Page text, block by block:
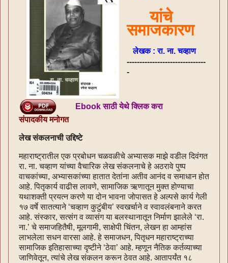
यांचे
समाजकारण
लेखक : रा. ना. चव्हाण
-------------------------------
-
Ebook साठी येथे क्लिक करा
संपादकीय मनोगत
लेख संकलनाची उद्दिष्टे
महाराष्ट्रातील एक प्रबोधन चळवळीचे अभ्यासक माझे वडील दिवंगत
रा. ना. चव्हाण यांच्या वैचारिक लेख संकलनाचे हे अठरावे पुष्प
वाचकांच्या, अभ्यासकांच्या हातात देतांना अतीव आनंद व समाधान होत
आहे. पितृकार्य वाढीस लावणे, सामाजिक ऋणातून मुक्त होण्याचा
यथाशक्ती प्रयत्न करणे या दोन भावना जोपासत हे अल्पसे कार्य गेली
१७ वर्षे सातत्याने ‘चव्हाण कुटुंबीय’ स्वखर्चाने व स्वावलंबनाने करत
आहे. संस्कार, सत्संग व व्यासंग या बलस्थानातून निर्माण झालेले ‘रा.
ना.’ चे समाजहितैषी, मूलगामी, साक्षेपी चिंतन, लेखन हा आम्हांस
लाभलेला सधन वारसा आहे. हे समाजधन, पितृधन महाराष्ट्राच्या
सामाजिक इतिहासाच्या दृष्टीने ‘ठेवा’ आहे. म्हणून नैतिक कर्तव्याच्या
जाणिवेतून, त्यांचे लेख संकलन करून ठेवत आहे. आतापर्यंत १८